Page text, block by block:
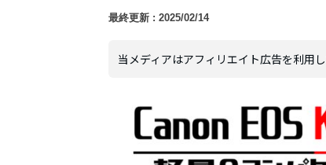
2025/02/14
当メディアはアフィリエイト広告を利用し